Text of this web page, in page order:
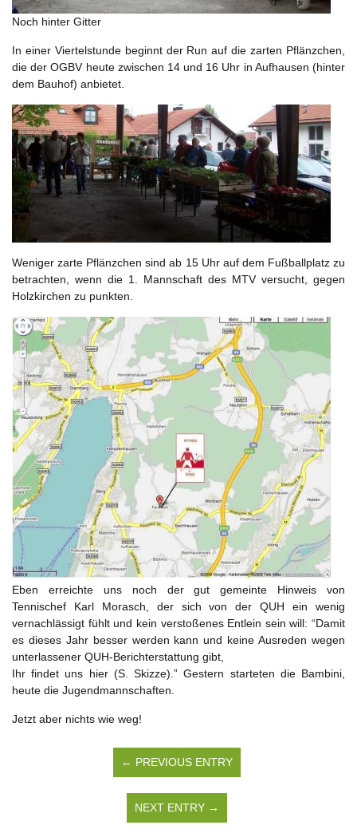
Noch hinter Gitter
In einer Viertelstunde beginnt der Run auf die zarten Pflänzchen,
die der OGBV heute zwischen 14 und 16 Uhr in Aufhausen (hinter
dem Bauhof) anbietet.
Weniger zarte Pflänzchen sind ab 15 Uhr auf dem Fußballplatz zu
betrachten, wenn die 1. Mannschaft des MTV versucht, gegen
Holzkirchen zu punkten.
Eben erreichte uns noch der gut gemeinte Hinweis von
Tennischef Karl Morasch, der sich von der QUH ein wenig
vernachlässigt fühlt und kein verstoßenes Entlein sein will: “Damit
es dieses Jahr besser werden kann und keine Ausreden wegen
unterlassener QUH-Berichterstattung gibt,
Ihr findet uns hier (S. Skizze).” Gestern starteten die Bambini,
heute die Jugendmannschaften.
Jetzt aber nichts wie weg!
← PREVIOUS ENTRY
NEXT ENTRY →